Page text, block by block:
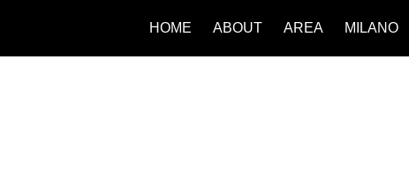
HOME ABOUT AREA MILANO